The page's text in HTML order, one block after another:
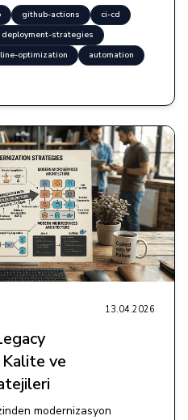
github-actions
ci-cd
deployment-strategies
optimization
automation
13.04.2026
Kalite ve
modernizasyon